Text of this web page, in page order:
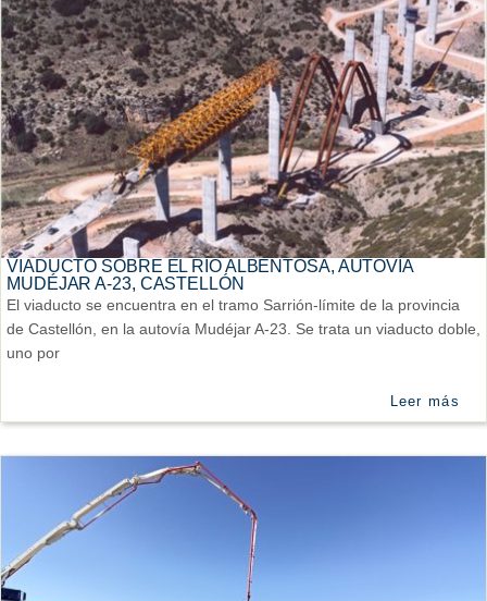
VIADUCTO SOBRE EL RÍO ALBENTOSA, AUTOVÍA
MUDÉJAR A-23, CASTELLÓN
El viaducto se encuentra en el tramo Sarrión-límite de la provincia
de Castellón, en la autovía Mudéjar A-23. Se trata un viaducto doble,
uno por
Leer más